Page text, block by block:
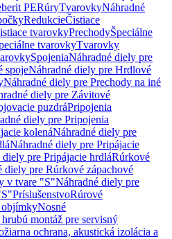
PERúryTvarovkyNáhradné
RedukcieČistiace
tvarovkyPrechodyŠpeciálne
tvarovkyTvarovky
SpojeniaNáhradné diely pre
spojeNáhradné diely pre Hrdlové
Náhradné diely pre Prechody na iné
diely pre Závitové
puzdráPripojenia
diely pre Pripojenia
kolenáNáhradné diely pre
Náhradné diely pre Pripájacie
diely pre Pripájacie hrdláRúrkové
diely pre Rúrkové zápachové
v tvare "S"Náhradné diely pre
PríslušenstvoRúrové
objímkyNosné
montáž pre servisný
ochrana, akustická izolácia a